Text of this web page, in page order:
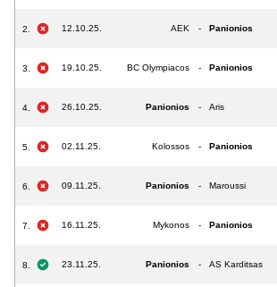
2. 12.10.25. AEK - Panionios
3. 19.10.25. BC Olympiacos - Panionios
4. 26.10.25. Panionios - Aris
5. 02.11.25. Kolossos - Panionios
6. 09.11.25. Panionios - Maroussi
7. 16.11.25. Mykonos - Panionios
8. 23.11.25. Panionios - AS Karditsas